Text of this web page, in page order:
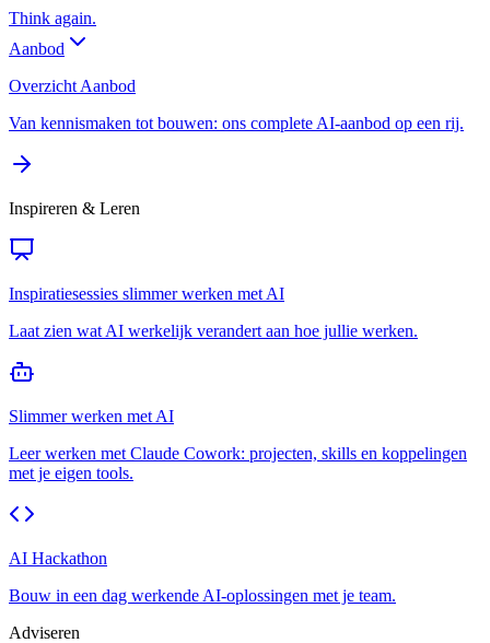
Think again.
Aanbod
Overzicht Aanbod
Van kennismaken tot bouwen: ons complete AI-aanbod op een rij.
Inspireren & Leren
Inspiratiesessies slimmer werken met AI
Laat zien wat AI werkelijk verandert aan hoe jullie werken.
Slimmer werken met AI
Leer werken met Claude Cowork: projecten, skills en koppelingen
met je eigen tools.
AI Hackathon
Bouw in een dag werkende AI-oplossingen met je team.
Adviseren